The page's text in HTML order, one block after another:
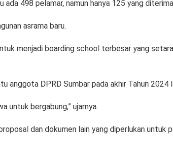
498 pelamar, namun hanya 125 yang
asrama baru.
menjadi boarding school terbesar yang
anggota DPRD Sumbar pada akhir Tahun 2024
untuk bergabung,” ujarnya.
dan dokumen lain yang diperlukan untuk